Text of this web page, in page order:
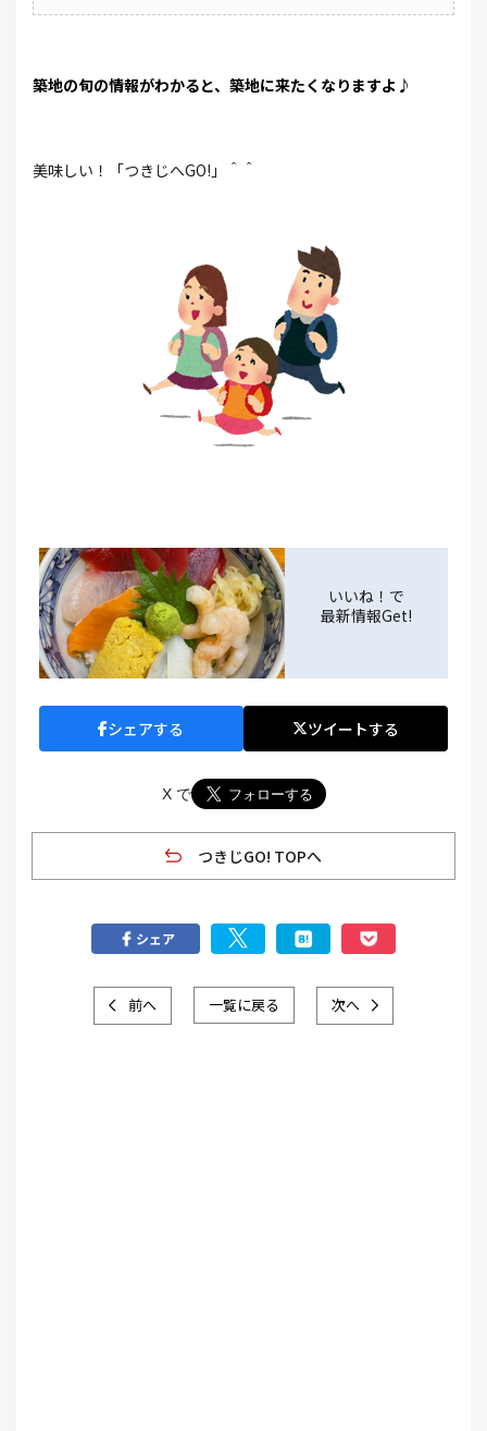
築地の旬の情報がわかると、築地に来たくなりますよ♪
美味しい！「つきじへGO!」＾＾
いいね！で
最新情報Get!
シェアする ツイートする
X で
つきじGO! TOPへ
シェア
前へ 一覧に戻る 次へ